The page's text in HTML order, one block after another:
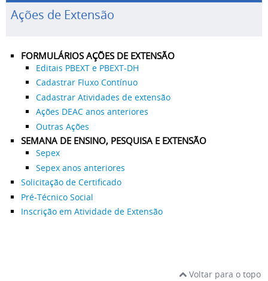
Ações de Extensão
FORMULÁRIOS AÇÕES DE EXTENSÃO
Editais PBEXT e PBEXT-DH
Cadastrar Fluxo Contínuo
Cadastrar Atividades de extensão
Ações DEAC anos anteriores
Outras Ações
SEMANA DE ENSINO, PESQUISA E EXTENSÃO
Sepex
Sepex anos anteriores
Solicitação de Certificado
Pré-Técnico Social
Inscrição em Atividade de Extensão
Voltar para o topo